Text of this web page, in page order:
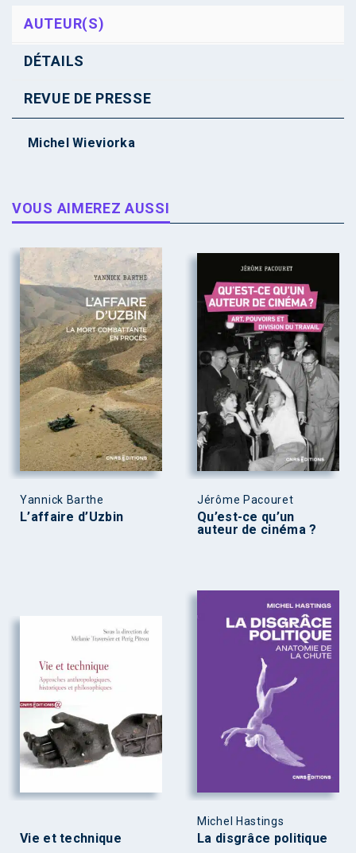
AUTEUR(S)
DÉTAILS
REVUE DE PRESSE
Michel Wieviorka
VOUS AIMEREZ AUSSI
Yannick Barthe
L’affaire d’Uzbin
Jérôme Pacouret
Qu’est-ce qu’un
auteur de cinéma ?
Vie et technique
Michel Hastings
La disgrâce politique